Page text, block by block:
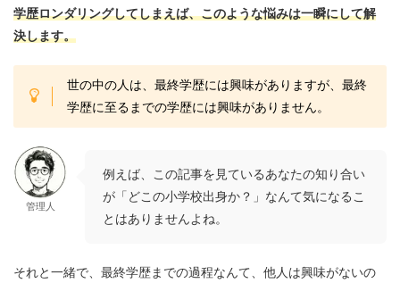
学歴ロンダリングしてしまえば、このような悩みは一瞬にして解
決します。
世の中の人は、最終学歴には興味がありますが、最終
学歴に至るまでの学歴には興味がありません。
管理人
例えば、この記事を見ているあなたの知り合い
が「どこの小学校出身か？」なんて気になるこ
とはありませんよね。
それと一緒で、 最終学歴までの過程なんて、他人は興味がないの